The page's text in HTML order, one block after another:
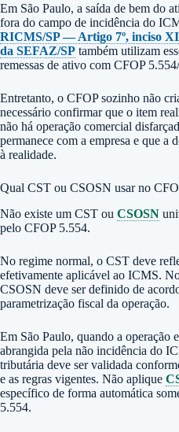
Em São Paulo, a saída de bem do
fora do campo de incidência do
RICMS/SP — Artigo 7º, inciso
da SEFAZ/SP também utilizam
remessas de ativo com CFOP
Entretanto, o CFOP sozinho não
necessário confirmar que o item
não há operação comercial
permanece com a empresa e que a
à realidade.
Qual CST ou CSOSN usar no
Não existe um CST ou CSOSN
pelo CFOP 5.554.
No regime normal, o CST deve
efetivamente aplicável ao ICMS.
CSOSN deve ser definido de
parametrização fiscal da operação.
Em São Paulo, quando a operação
abrangida pela não incidência do
tributária deve ser validada
e as regras vigentes. Não aplique
específico de forma automática
5.554.